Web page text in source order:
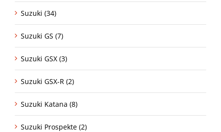
Suzuki (34)
Suzuki GS (7)
Suzuki GSX (3)
Suzuki GSX-R (2)
Suzuki Katana (8)
Suzuki Prospekte (2)